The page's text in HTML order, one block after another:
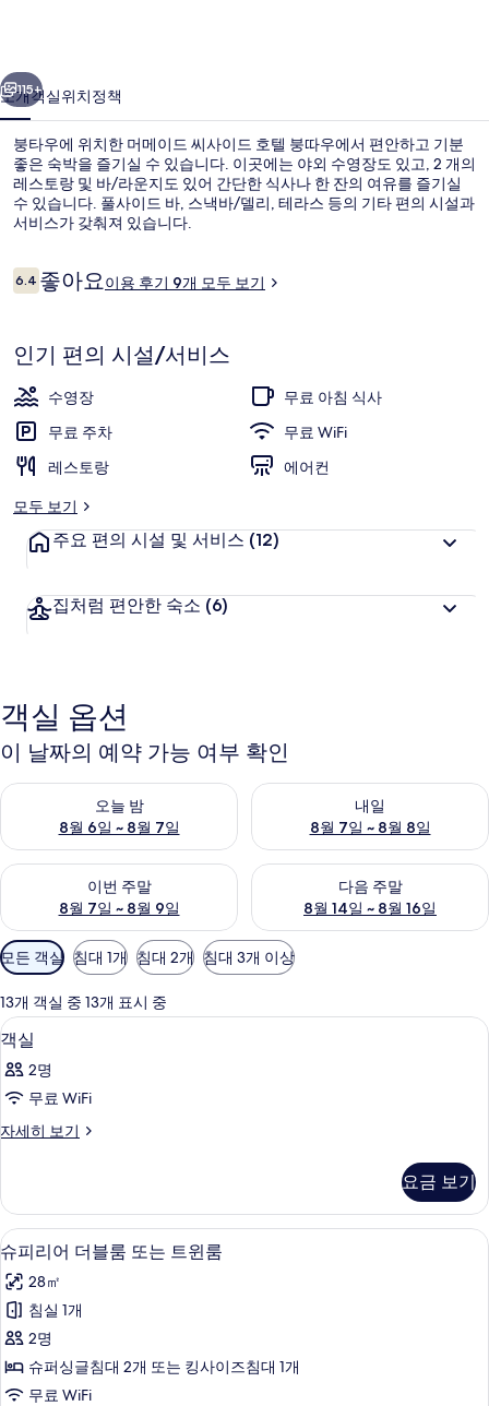
드
호
텔
붕
따
우
의
진
갤
러
리
115+
소개객실위치정책
붕타우에 위치한 머메이드 씨사이드 호텔 붕따우에서 편안하고 기분
좋은 숙박을 즐기실 수 있습니다. 이곳에는 야외 수영장도 있고, 2 개의
레스토랑 및 바/라운지도 있어 간단한 식사나 한 잔의 여유를 즐기실
수 있습니다. 풀사이드 바, 스낵바/델리, 테라스 등의 기타 편의 시설과
서비스가 갖춰져 있습니다.
이
용
기
6.410점 만점 중 6.4점.
좋아요이용 후기 9개 모두 보기
인기 편의 시설/서비스
수영장
무료 아침 식사
무료 주차
무료 WiFi
레스토랑
에어컨
모두 보기
주요 편의 시설 및 서비스 (12)
집처럼 편안한 숙소 (6)
객실 옵션
이 날짜의 예약 가능 여부 확인
오늘 밤
8월 6일 ~ 8월 7일
오늘 밤 예약 가능 여부 확인, 8월 6일 ~ 8월 7일
내일
8월 7일 ~ 8월 8일
내일 예약 가능 여부 확인, 8월
이번 주말
8월 7일 ~ 8월 9일
이번 주말 예약 가능 여부 확인, 8월 7일 ~ 8월 9일
다음 주말
8월 14일 ~ 8월 16일
다음 주말 예약 가능 여부 확인,
객
실
에
사
용
가
능
필
모든 객실 침대 1개 침대 2개 침대 3개 이상
13개 객실 중 13개 표시 중
객
실
사
모
보
기
11
객실
2명
무료 WiFi
자세히 보기
객
히
보
기
요금 보기
슈
피
리
어
더
블
슈피리어 더블룸 또는 트윈룸 | 미니바
10
슈피리어 더블룸 또는 트윈룸
28㎡
침실 1개
2명
슈퍼싱글침대 2개 또는 킹사이즈침대 1개
무료 WiFi